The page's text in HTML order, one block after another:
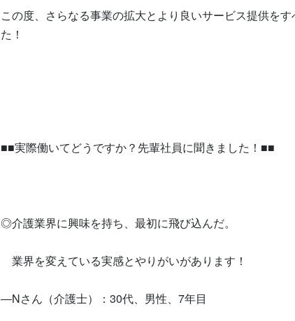
この度、さらなる事業の拡大とより良いサービス提供を
た！
■■実際働いてどうですか？先輩社員に聞きました！■■
◎介護業界に興味を持ち、最初に飛び込んだ。
業界を変えている実感とやりがいがあります！
―Nさん（介護士）：30代、男性、7年目